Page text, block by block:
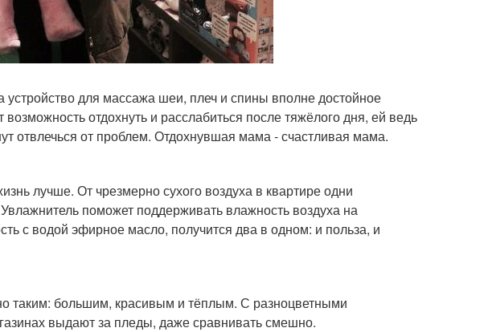
для массажа шеи, плеч и спины вполне достойное
отдохнуть и расслабиться после тяжёлого дня, ей ведь
отвлечься от проблем. Отдохнувшая мама - счастливая мама.
лучше. От чрезмерно сухого воздуха в квартире одни
поможет поддерживать влажность воздуха на
с водой эфирное масло, получится два в одном: и польза, и
таким: большим, красивым и тёплым. С разноцветными
выдают за пледы, даже сравнивать смешно.